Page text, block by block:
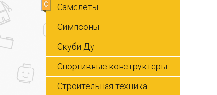
С
Самолеты
Симпсоны
Скуби Ду
Спортивные конструкторы
Строительная техника